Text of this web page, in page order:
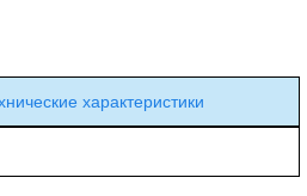
характеристики